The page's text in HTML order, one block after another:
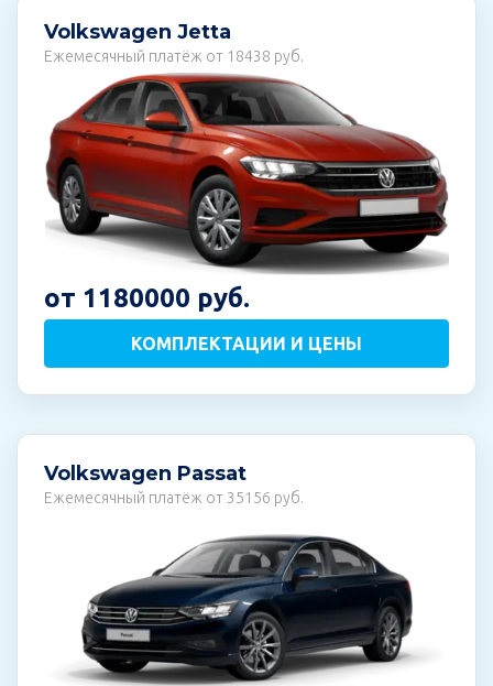
Volkswagen Jetta
Ежемесячный платёж от 18438 руб.
от 1180000 руб.
КОМПЛЕКТАЦИИ И ЦЕНЫ
Volkswagen Passat
Ежемесячный платёж от 35156 руб.